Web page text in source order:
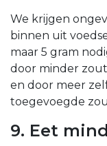
We krijgen
binnen uit
maar 5 gram
door minder
en door meer
toegevoegde
9. Eet